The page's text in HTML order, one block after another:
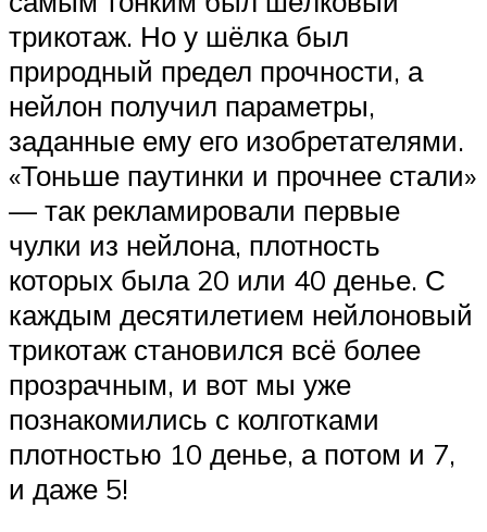
трикотаж. Но у шёлка был
природный предел прочности, а
нейлон получил параметры,
заданные ему его изобретателями.
«Тоньше паутинки и прочнее стали»
— так рекламировали первые
чулки из нейлона, плотность
которых была 20 или 40 денье. С
каждым десятилетием нейлоновый
трикотаж становился всё более
прозрачным, и вот мы уже
познакомились с колготками
плотностью 10 денье, а потом и 7,
и даже 5!